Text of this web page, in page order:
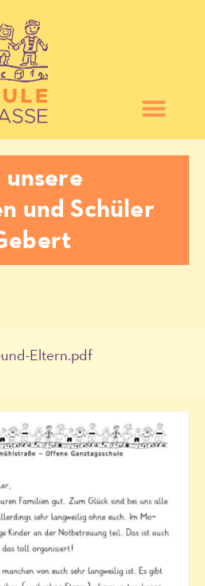
unsere
und Schüler
Eltern.pdf